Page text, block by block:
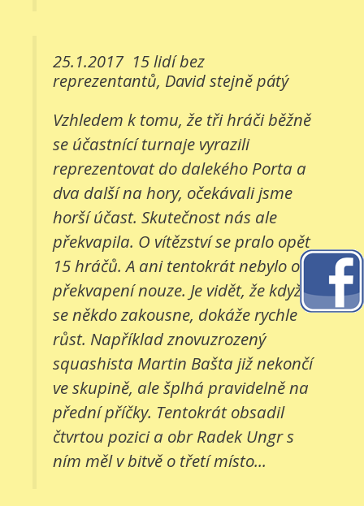
25.1.2017 15 lidí bez
reprezentantů, David stejně pátý
Vzhledem k tomu, že tři hráči běžně
se účastnící turnaje vyrazili
reprezentovat do dalekého Porta a
dva další na hory, očekávali jsme
horší účast. Skutečnost nás ale
překvapila. O vítězství se pralo opět
15 hráčů. A ani tentokrát nebylo o
překvapení nouze. Je vidět, že když
se někdo zakousne, dokáže rychle
růst. Například znovuzrozený
squashista Martin Bašta již nekončí
ve skupině, ale šplhá pravidelně na
přední příčky. Tentokrát obsadil
čtvrtou pozici a obr Radek Ungr s
ním měl v bitvě o třetí místo...